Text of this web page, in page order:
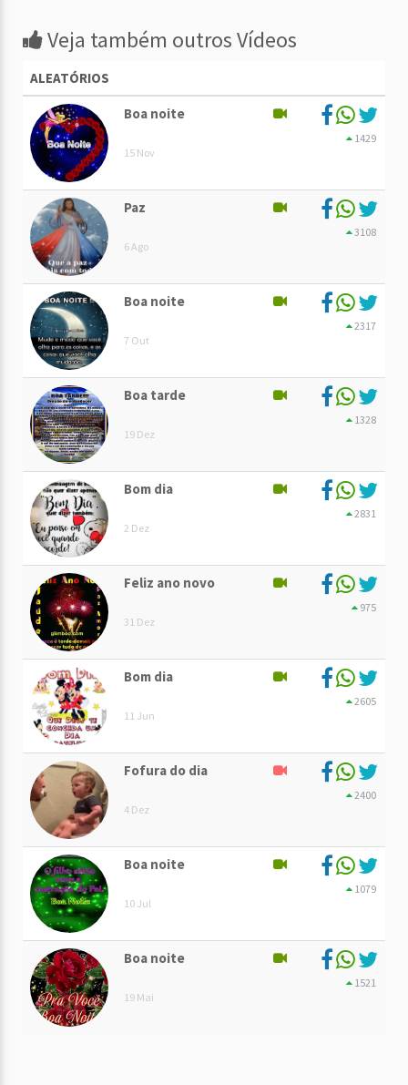
Veja também outros Vídeos
ALEATÓRIOS
Boa noite
15 Nov
1429
Paz
6 Ago
3108
Boa noite
7 Out
2317
Boa tarde
19 Dez
1328
Bom dia
2 Dez
2831
Feliz ano novo
31 Dez
975
Bom dia
11 Jun
2605
Fofura do dia
4 Dez
2400
Boa noite
10 Jul
1079
Boa noite
19 Mai
1521